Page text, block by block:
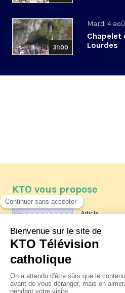
31:00
Mardi 4
Chapelet
Lourdes
KTO vous propose
Article
Les
La visite
XIV à
jeudi 6 août